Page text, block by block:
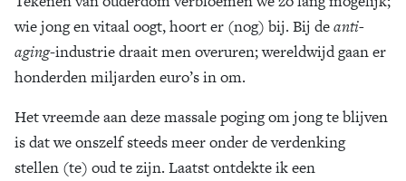
wie jong en vitaal oogt, hoort er (nog) bij. Bij deanti-
aging-industrie draait men overuren; wereldwijd gaan er
honderden miljarden euro’s in om.
Het vreemde aan deze massale poging om jong te blijven
is dat we onszelf steeds meer onder de verdenking
stellen (te) oud te zijn. Laatst ontdekte ik een